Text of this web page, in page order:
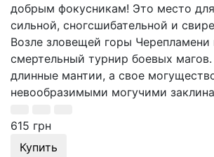
добрым фокусникам! Это место
сильной, сногсшибательной и
Возле зловещей горы Черепламени
смертельный турнир боевых
длинные мантии, а свое
невообразимыми могучими
615 грн
Купить